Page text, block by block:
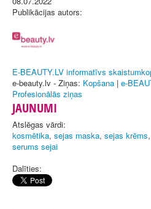
Publikācijas autors:
E-BEAUTY.LV informatīvs
e-beauty.lv - Ziņas: Kopšana | e-
Profesionālās ziņas
JAUNUMI
Atslēgas vārdi:
kosmētika, sejas maska, sejas krēms,
serums sejai
Dalīties: